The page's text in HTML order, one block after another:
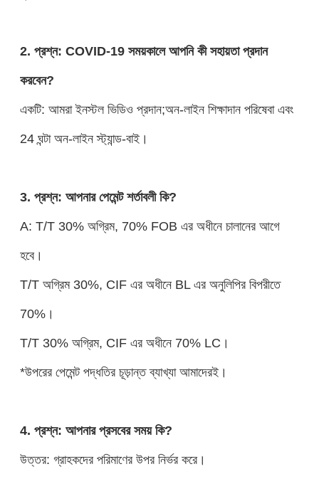
2. প্রশ্ন: COVID-19 সময়কালে আপনি কী সহায়তা প্রদান
করবেন?
একটি: আমরা ইনস্টল ভিডিও প্রদান;অন-লাইন শিক্ষাদান পরিষেবা এবং
24 ঘন্টা অন-লাইন স্ট্যান্ড-বাই।
3. প্রশ্ন: আপনার পেমেন্ট শর্তাবলী কি?
A: T/T 30% অগ্রিম, 70% FOB এর অধীনে চালানের আগে
হবে।
T/T অগ্রিম 30%, CIF এর অধীনে BL এর অনুলিপির বিপরীতে
70%।
T/T 30% অগ্রিম, CIF এর অধীনে 70% LC।
*উপরের পেমেন্ট পদ্ধতির চূড়ান্ত ব্যাখ্যা আমাদেরই।
4. প্রশ্ন: আপনার প্রসবের সময় কি?
উত্তর: গ্রাহকদের পরিমাণের উপর নির্ভর করে।